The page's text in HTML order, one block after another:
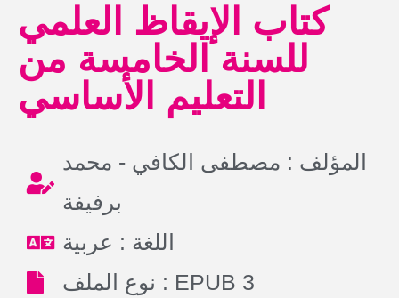
كتاب الإيقاظ العلمي
للسنة الخامسة من
التعليم الأساسي
المؤلف : مصطفى الكافي - محمد
برفيفة
اللغة : عربية
نوع الملف : EPUB 3